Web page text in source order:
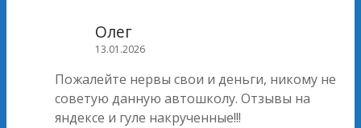
Олег
13.01.2026
Пожалейте нервы свои и деньги, никому не
советую данную автошколу. Отзывы на
яндексе и гуле накрученные!!!